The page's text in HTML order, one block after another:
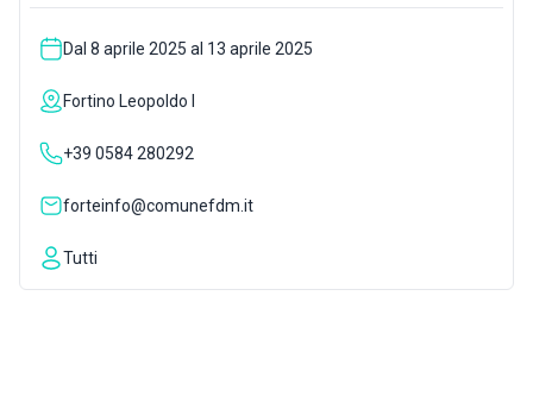
VILLA BERTELLI
WEBCAM
Dal 8 aprile 2025 al 13 aprile 2025
Fortino Leopoldo I
+39 0584 280292
forteinfo@comunefdm.it
Tutti